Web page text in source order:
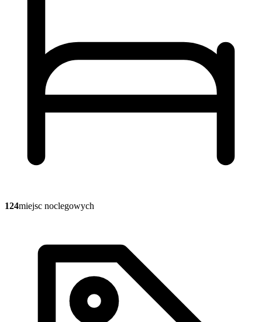
124miejsc noclegowych